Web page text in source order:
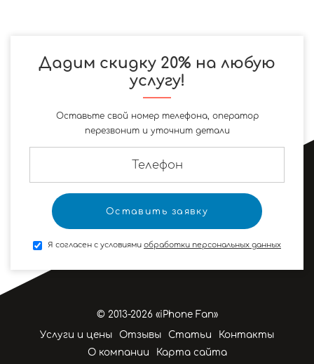
Дадим скидку 20% на любую
услугу!
Оставьте свой номер телефона, оператор
перезвонит и уточнит детали
Я согласен с условиями обработки персональных данных
© 2013-2026 «iPhone Fan»
Услуги и цены
Отзывы Статьи
Контакты
О компании
Карта сайта